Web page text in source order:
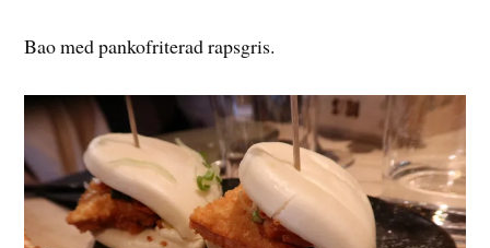
Bao med pankofriterad rapsgris.